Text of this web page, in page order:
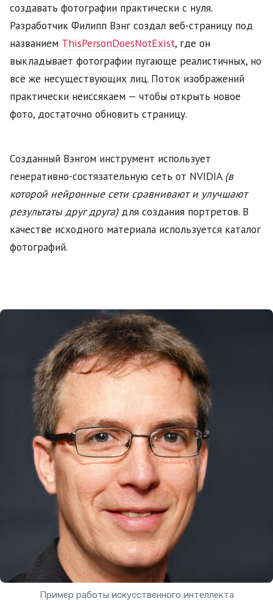
создавать фотографии практически с нуля.
Разработчик Филипп Вэнг создал веб-страницу под
названием ThisPersonDoesNotExist, где он
выкладывает фотографии пугающе реалистичных, но
всё же несуществующих лиц. Поток изображений
практически неиссякаем — чтобы открыть новое
фото, достаточно обновить страницу.
Созданный Вэнгом инструмент использует
генеративно-состязательную сеть от NVIDIA (в
которой нейронные сети сравнивают и улучшают
результаты друг друга)для создания портретов. В
качестве исходного материала используется каталог
фотографий.
Пример работы искусственного интеллекта